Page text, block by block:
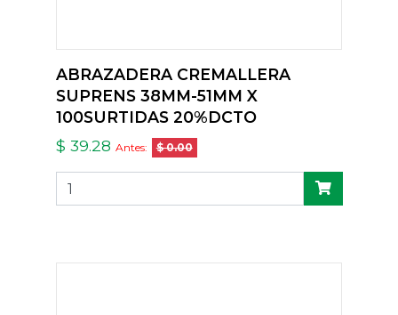
ABRAZADERA CREMALLERA
SUPRENS 38MM-51MM X
100SURTIDAS 20%DCTO
$ 39.28 Antes: $ 0.00